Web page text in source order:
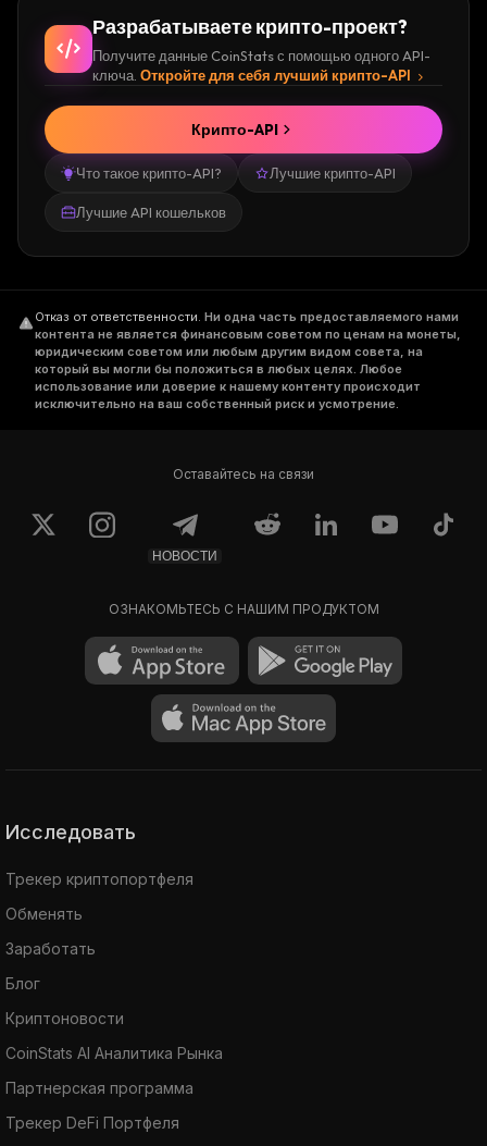
Разрабатываете крипто-проект?
Получите данные CoinStats с помощью одного API-
ключа. Откройте для себя лучший крипто-API
Что такое крипто-API? Лучшие крипто-API
Лучшие API кошельков
Крипто-API
Отказ от ответственности. Ни одна часть предоставляемого нами
контента не является финансовым советом по ценам на монеты,
юридическим советом или любым другим видом совета, на
который вы могли бы положиться в любых целях. Любое
использование или доверие к нашему контенту происходит
исключительно на ваш собственный риск и усмотрение.
Оставайтесь на связи
НОВОСТИ
ОЗНАКОМЬТЕСЬ С НАШИМ ПРОДУКТОМ
Исследовать
Трекер криптопортфеля
Обменять
Заработать
Блог
Криптоновости
CoinStats AI Аналитика Рынка
Партнерская программа
Трекер DeFi Портфеля